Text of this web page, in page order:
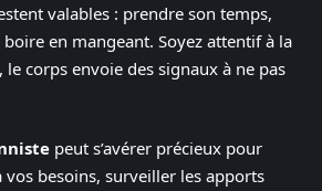
valables : prendre son temps,
boire en mangeant. Soyez attentif à la
le corps envoie des signaux à ne pas
peut s’avérer précieux pour
vos besoins, surveiller les apports